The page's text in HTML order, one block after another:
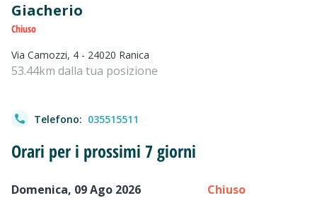
Giacherio
Chiuso
Via Camozzi, 4 - 24020 Ranica
53.44km dalla tua posizione
Telefono: 035515511
Orari per i prossimi 7 giorni
Domenica, 09 Ago 2026
Chiuso